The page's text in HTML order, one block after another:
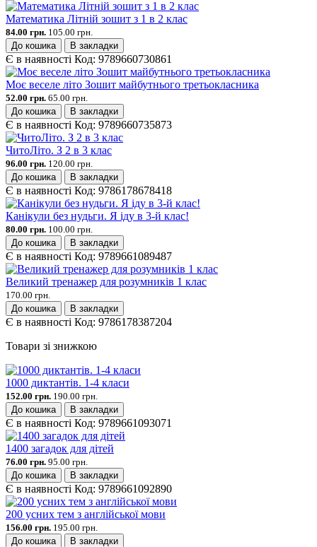
Математика Літній зошит з 1 в 2 клас
84.00 грн. 105.00 грн.
До кошика
В закладки
Є в наявності Код: 9789660730861
Моє веселе літо Зошит майбутнього третьокласника
52.00 грн. 65.00 грн.
До кошика
В закладки
Є в наявності Код: 9789660735873
ЧитоЛіто. З 2 в 3 клас
96.00 грн. 120.00 грн.
До кошика
В закладки
Є в наявності Код: 9786178678418
Канікули без нудьги. Я іду в 3-й клас!
80.00 грн. 100.00 грн.
До кошика
В закладки
Є в наявності Код: 9789661089487
Великий тренажер для розумників 1 клас
170.00 грн.
До кошика
В закладки
Є в наявності Код: 9786178387204
Товари зі знижкою
1000 диктантів. 1-4 класи
152.00 грн. 190.00 грн.
До кошика
В закладки
Є в наявності Код: 9789661093071
1400 загадок для дітей
76.00 грн. 95.00 грн.
До кошика
В закладки
Є в наявності Код: 9789661092890
200 усних тем з англійської мови
156.00 грн. 195.00 грн.
До кошика
В закладки